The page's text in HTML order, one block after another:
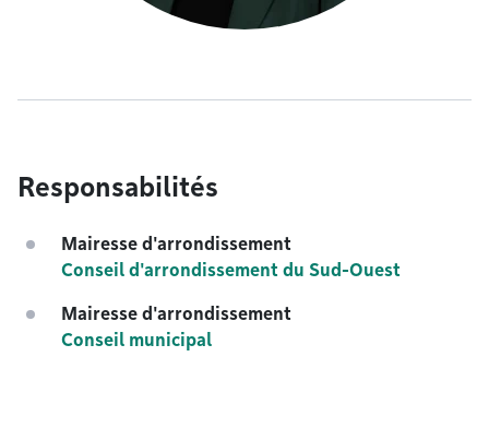
Responsabilités
Mairesse d'arrondissement
Conseil d'arrondissement du Sud-Ouest
Mairesse d'arrondissement
Conseil municipal